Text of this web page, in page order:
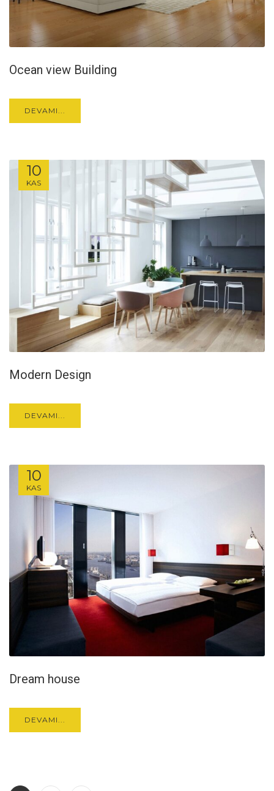
Ocean view Building
DEVAMI...
10
KAS
Modern Design
DEVAMI...
10
KAS
Dream house
DEVAMI...